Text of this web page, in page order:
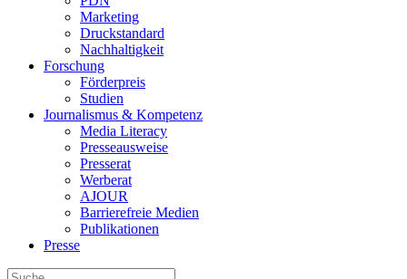
Marketing
Druckstandard
Nachhaltigkeit
Forschung
Förderpreis
Studien
Journalismus & Kompetenz
Media Literacy
Presseausweise
Presserat
Werberat
AJOUR
Barrierefreie Medien
Publikationen
Presse